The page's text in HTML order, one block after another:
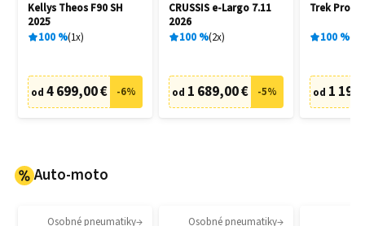
Kellys Theos F90 SH
2025
100% 1x
od 4 699,00 € -6%
CRUSSIS e-Largo 7.11
2026
100% 2x
od 1 689,00 € -5%
Trek
100%
od 1
Auto-moto
Osobné pneumatiky Osobné pneumatiky